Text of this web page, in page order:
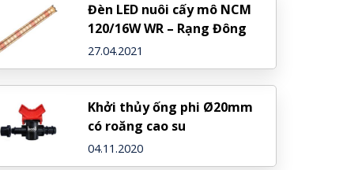
Đèn LED nuôi cấy mô NCM
120/16W WR – Rạng Đông
27.04.2021
Khởi thủy ống phi Ø20mm
có roăng cao su
04.11.2020